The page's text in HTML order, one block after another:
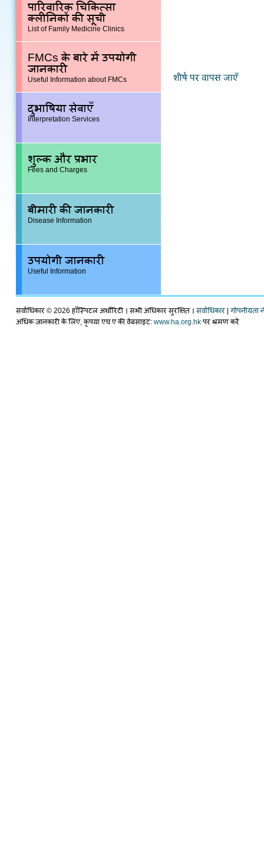
पारिवारिक चिकित्सा
क्लीनिकों की सूची
List of Family Medicine Clinics
FMCs के बारे में उपयोगी
जानकारी
Useful Information about FMCs
दुभाषिया सेवाएँ
Interpretation Services
शुल्क और प्रभार
Fees and Charges
बीमारी की जानकारी
Disease Information
उपयोगी जानकारी
Useful Information
शीर्ष पर वापस जाएँ
सर्वाधिकार © 2026 हॉस्पिटल अथाँरिटी । सभी अधिकार सुरक्षित । सर्वाधिकार
गोपनीयता
अधिक जानकारी के लिए, कृपया एच ए की वेबसाइट: www.ha.org.hk पर भ्रमण करें